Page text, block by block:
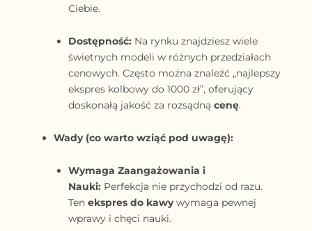
Ciebie.
Dostępność: Na rynku znajdziesz wiele
świetnych modeli w różnych przedziałach
cenowych. Często można znaleźć „najlepszy
ekspres kolbowy do 1000 zł”, oferujący
doskonałą jakość za rozsądną cenę.
Wady (co warto wziąć pod uwagę):
Wymaga Zaangażowania i
Nauki: Perfekcja nie przychodzi od razu.
Ten ekspres do kawywymaga pewnej
wprawy i chęci nauki.